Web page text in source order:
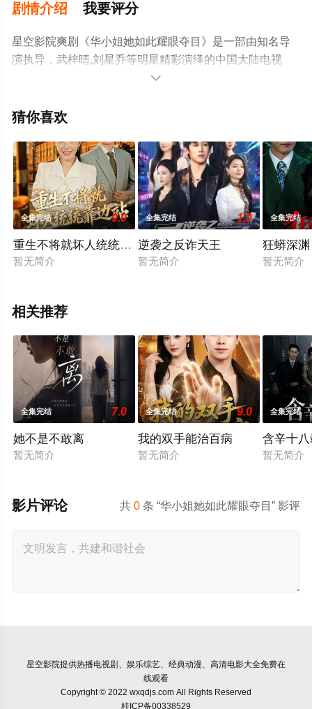
剧情介绍 我要评分
星空影院爽剧《华小姐她如此耀眼夺目》是一部由知名导
演执导，武梓晴,刘星乔等明星精彩演绎的中国大陆电视
剧，大结局剧情已揭晓（1-1全集），手机免费观看高清未
移步至豆瓣电视剧、电视猫或剧情网等平台了解。

猜你喜欢
全集完结 9.0
重生不将就坏人统统靠边站
暂无简介
全集完结 1.0
逆袭之反诈天王
暂无简介
全集完结
狂蟒深
暂无简介
相关推荐
全集完结 7.0
她不是不敢离
暂无简介
全集完结 9.0
我的双手能治百病
暂无简介
全集完结
含辛十
暂无简介
共0 条 “华小姐她如此耀眼夺目” 影评
影片评论
星空影院提供热播电视剧、娱乐综艺、经典动漫、高清电影大全免费在
线观看
Copyright © 2022 wxqdjs.com All Rights Reserved
桂ICP备00338529